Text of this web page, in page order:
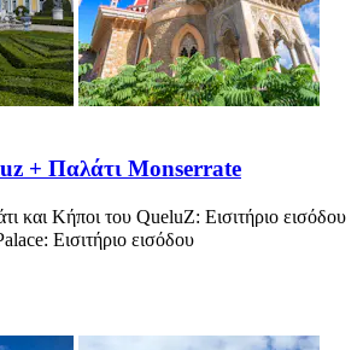
+ Παλάτι Monserrate
και Κήποι του QueluZ: Εισιτήριο εισόδου
Εισιτήριο εισόδου